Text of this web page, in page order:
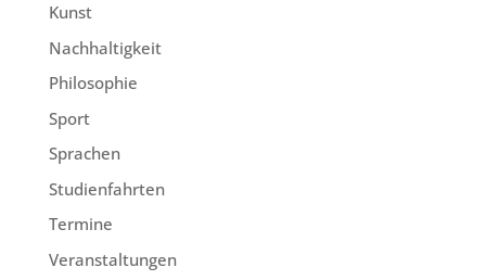
Kunst
Nachhaltigkeit
Philosophie
Sport
Sprachen
Studienfahrten
Termine
Veranstaltungen